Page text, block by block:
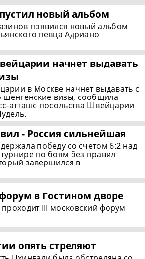
новый альбом
появился новый альбом
певца Адриано
начнет выдавать
в Москве начнет выдавать с
шенгенские визы, сообщила
атташе посольства Швейцарии
- Россия сильнейшая
победу со счетом 6:2 над
по боям без правил
завершился в
в Гостином дворе
III московский форум
опять стреляют